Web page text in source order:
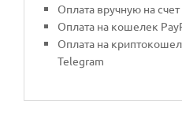
Оплата вручную на счет
Оплата на кошелек
Оплата на
Telegram